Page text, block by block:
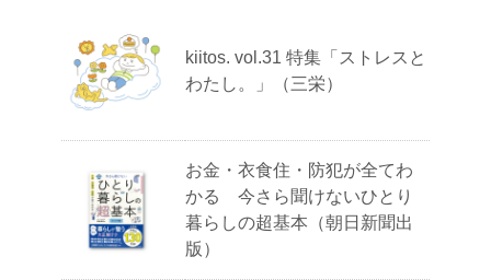
kiitos. vol.31 特集「ストレスと
わたし。」（三栄）
お金・衣食住・防犯が全てわ
かる 今さら聞けないひとり
暮らしの超基本（朝日新聞出
版）